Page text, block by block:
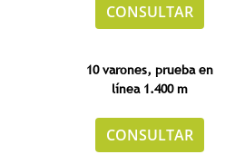
CONSULTAR
10 varones, prueba en
línea 1.400 m
CONSULTAR